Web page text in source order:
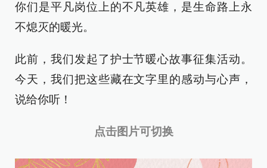
你们是平凡岗位上的不凡英雄，是生命路上永
不熄灭的暖光。
此前，我们发起了护士节暖心故事征集活动。
今天，我们把这些藏在文字里的感动与心声，
说给你听！
点击图片可切换